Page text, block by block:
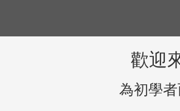
歡迎
為初學